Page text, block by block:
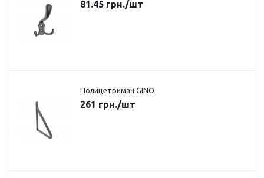
81.45 грн./шт
Полицетримач GINO
261 грн./шт